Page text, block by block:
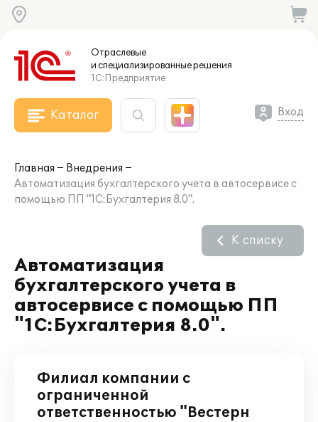
Отраслевые
и специализированныерешения
1С:Предприятие
Каталог Вход
Главная
Внедрения
Автоматизация бухгалтерского учета в автосервисе с
помощью ПП "1С:Бухгалтерия 8.0".
Автоматизация
бухгалтерского учета в
автосервисе с помощью ПП
"1С:Бухгалтерия 8.0".
К списку
Филиал компании с
ограниченной
ответственностью "Вестерн